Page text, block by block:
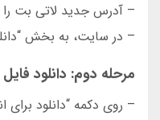
– آدرس جدید لاتی بت را
– در سایت، به بخش
مرحله دوم: دانلود فایل APK
– روی دکمه “دانلود برای